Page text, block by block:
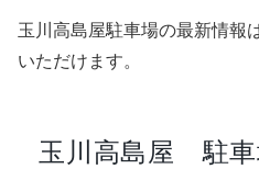
玉川高島屋駐車場の最新情報は
いただけます。
玉川高島屋 駐車